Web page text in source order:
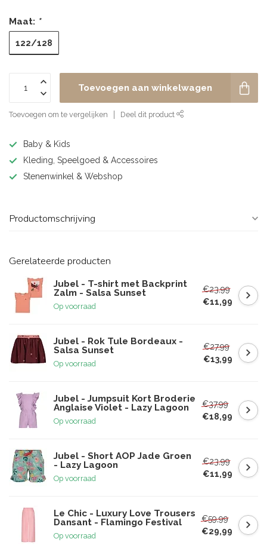
Maat: *
122/128
Toevoegen aan winkelwagen
Toevoegen om te vergelijken Deel dit product
Baby & Kids
Kleding, Speelgoed & Accessoires
Stenenwinkel & Webshop
Productomschrijving
Gerelateerde producten
Jubel - T-shirt met Backprint
Zalm - Salsa Sunset
Op voorraad
€23,99
€11,99
Jubel - Rok Tule Bordeaux -
Salsa Sunset
Op voorraad
€27,99
€13,99
Jubel - Jumpsuit Kort Broderie
Anglaise Violet - Lazy Lagoon
Op voorraad
€37,99
€18,99
Jubel - Short AOP Jade Groen
- Lazy Lagoon
Op voorraad
€23,99
€11,99
Le Chic - Luxury Love Trousers
Dansant - Flamingo Festival
Op voorraad
€59,99
€29,99